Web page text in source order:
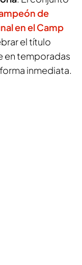
de
en el Camp
el título
en temporadas
inmediata.